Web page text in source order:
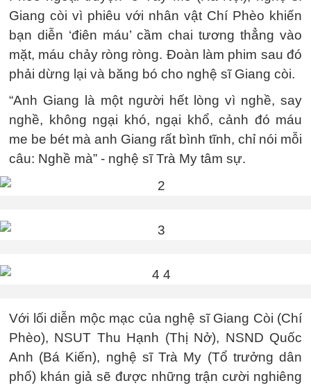
Giang còi vì phiêu với nhân vật Chí Phèo khiến
bạn diễn ‘điên máu’ cầm chai tương thẳng vào
mặt, máu chảy ròng ròng. Đoàn làm phim sau đó
phải dừng lại và băng bó cho nghệ sĩ Giang còi.
“Anh Giang là một người hết lòng vì nghề, say
nghề, không ngại khó, ngại khổ, cảnh đó máu
me be bét mà anh Giang rất bình tĩnh, chỉ nói mỗi
câu: Nghề mà” - nghệ sĩ Trà My tâm sự.
Với lối diễn mộc mạc của nghệ sĩ Giang Còi (Chí
Phèo), NSUT Thu Hạnh (Thị Nở), NSND Quốc
Anh (Bá Kiến), nghệ sĩ Trà My (Tổ trưởng dân
phố) khán giả sẽ được những trận cười nghiêng